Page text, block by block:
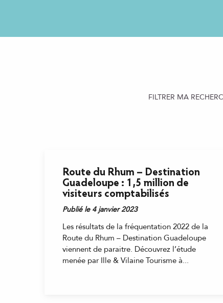
FILTRER MA
Route du Rhum – Destination
Guadeloupe : 1,5 million de
visiteurs comptabilisés
Publié le 4 janvier 2023
Les résultats de la fréquentation 2022 de la
Route du Rhum – Destination Guadeloupe
viennent de paraitre. Découvrez l’étude
menée par Ille & Vilaine Tourisme à...